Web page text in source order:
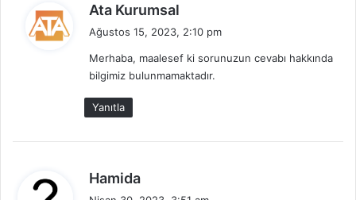
Ata Kurumsal
i
k
Ağustos 15, 2023, 2:10 pm
Merhaba, maalesef ki sorunuzun cevabı hakkında
bilgimiz bulunmamaktadır.
Yanıtla
Hamida